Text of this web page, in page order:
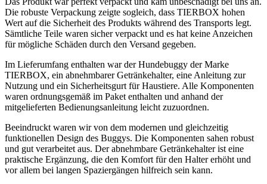
Die robuste Verpackung zeigte sogleich, dass TIERBOX hohen
Wert auf die Sicherheit des Produkts während des Transports legt.
Sämtliche Teile waren sicher verpackt und es hat keine Anzeichen
für mögliche Schäden durch den Versand gegeben.
Im Lieferumfang enthalten war der Hundebuggy der Marke
TIERBOX, ein abnehmbarer Getränkehalter, eine Anleitung zur
Nutzung und ein Sicherheitsgurt für Haustiere. Alle Komponenten
waren ordnungsgemäß im Paket enthalten und anhand der
mitgelieferten Bedienungsanleitung leicht zuzuordnen.
Beeindruckt waren wir von dem modernen und gleichzeitig
funktionellen Design des Buggys. Die Komponenten sahen robust
und gut verarbeitet aus. Der abnehmbare Getränkehalter ist eine
praktische Ergänzung, die den Komfort für den Halter erhöht und
vor allem bei langen Spaziergängen hilfreich sein kann.